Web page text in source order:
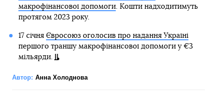
макрофінансової допомоги. Кошти надходитимуть
протягом 2023 року.
17 січня Євросоюз оголосив про надання Україні
першого траншу макрофінансової допомоги у €3
мільярди.
Автор: Анна Холоднова